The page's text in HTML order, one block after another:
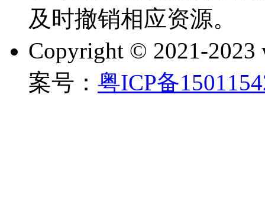
及时撤销相应资源。
Copyright © 2021-2023
案号： 粤ICP备